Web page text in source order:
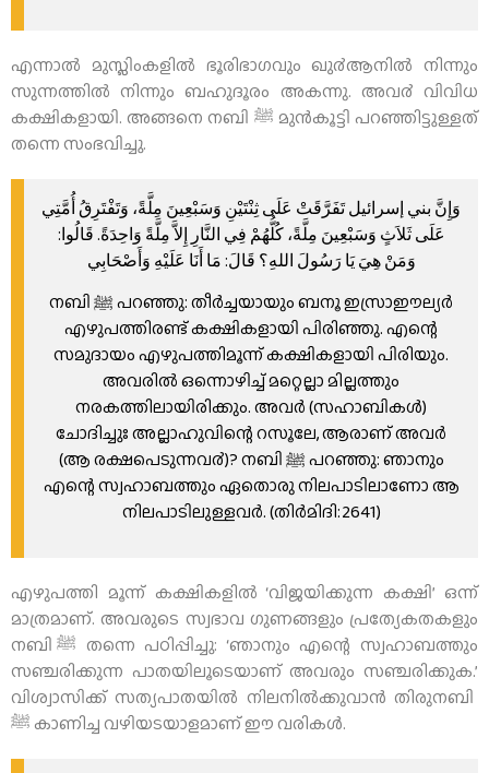
എന്നാല്‍ മുസ്ലിംകളില്‍ ഭൂരിഭാഗവും ഖു൪ആനില്‍ നിന്നും
സുന്നത്തില്‍ നിന്നും ബഹുദൂരം അകന്നു. അവ൪ വിവിധ
കക്ഷികളായി. അങ്ങനെ നബി ﷺ മുന്‍കൂട്ടി പറഞ്ഞിട്ടുള്ളത്
തന്നെ സംഭവിച്ചു.
وَإِنَّ بني إسرائيل تَفَرَّقَتْ عَلَى ثِنْتَيْنِ وَسَبْعِينَ مِلَّةً، وَتَفْتَرِقُ أُمَّتِي
عَلَى ثَلاَثٍ وَسَبْعِينَ مِلَّةً، كُلُّهُمْ فِي النَّارِ إِلاَّ مِلَّةً وَاحِدَةً. قَالُوا:
وَمَنْ هِيَ يَا رَسُولَ اللهِ؟ قَالَ: مَا أَنَا عَلَيْهِ وَأَصْحَابِي
നബി ﷺ പറഞ്ഞു: തീര്‍ച്ചയായും ബനൂ ഇസ്രാഈല്യര്‍
എഴുപത്തിരണ്ട് കക്ഷികളായി പിരിഞ്ഞു. എന്റെ
സമുദായം എഴുപത്തിമൂന്ന് കക്ഷികളായി പിരിയും.
അവരില്‍ ഒന്നൊഴിച്ച് മറ്റെല്ലാ മില്ലത്തും
നരകത്തിലായിരിക്കും. അവര്‍ (സഹാബികള്‍)
ചോദിച്ചുഃ അല്ലാഹുവിന്റെ റസൂലേ, ആരാണ് അവര്‍
(ആ രക്ഷപെടുന്നവ൪)? നബി ﷺ പറഞ്ഞു: ഞാനും
എന്റെ സ്വഹാബത്തും ഏതൊരു നിലപാടിലാണോ ആ
നിലപാടിലുള്ളവര്‍. (തിര്‍മിദി:2641)
എഴുപത്തി മൂന്ന്‌ കക്ഷികളിൽ ‘വിജയിക്കുന്ന കക്ഷി’ ഒന്ന്‌
മാത്രമാണ്‌. അവരുടെ സ്വഭാവ ഗുണങ്ങളും പ്രത്യേകതകളും
നബി ﷺ തന്നെ പഠിപ്പിച്ചു: ‘ഞാനും എന്റെ സ്വഹാബത്തും
സഞ്ചരിക്കുന്ന പാതയിലൂടെയാണ്‌ അവരും സഞ്ചരിക്കുക.’
വിശ്വാസിക്ക്‌ സത്യപാതയിൽ നിലനിൽക്കുവാൻ തിരുനബി
ﷺ കാണിച്ച വഴിയടയാളമാണ്‌ ഈ വരികൾ.